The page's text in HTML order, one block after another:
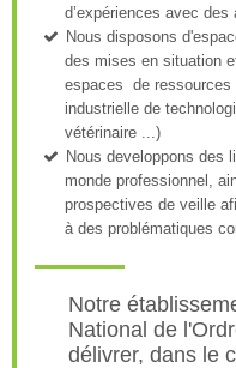
d’expériences avec des
Nous disposons
des mises en situation
espaces de ressources
industrielle de
vétérinaire ...)
Nous developpons des
monde professionnel,
prospectives de veille
à des problématiques
Notre
National de
délivrer, dans le